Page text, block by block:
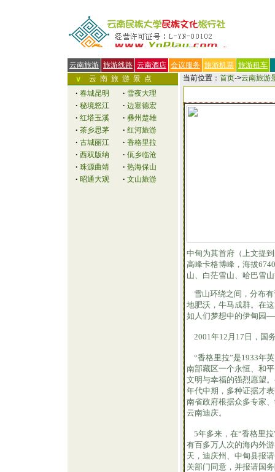
云南旅游 旅游线路 云南酒店 会议服务 旅游机票 旅游租车
∨
云南旅游景点
· 春城昆明 · 雪夜大理
· 秘境怒江 · 边塞德宏
· 红塔玉溪 · 彝州楚雄
· 茶乡思茅 · 红河旅游
· 古城丽江 · 香格里拉
· 西双版纳 · 佤乡临沧
· 珠源曲靖 · 热海保山
· 昭通大观 · 文山旅游
当前位置： 首页->云南旅游
中甸为其首府（上文提
高峰卡格博峰，海拔
山、白茫雪山、哈巴雪
雪山环绕之间，分布有
地肥沃，牛马成群。在
如人们梦想中的伊甸园
2001年12月17日，国
“香格里拉”是1933年
南部藏区一个永恒、和
文明与幸福的强烈愿望
年代中期，多种证据才
南省政府根据众多专家
云南迪庆。
5年多来，在“香格里
有百多万人次的海内外
天，迪庆州、中甸县报
关部门同意，并报请国